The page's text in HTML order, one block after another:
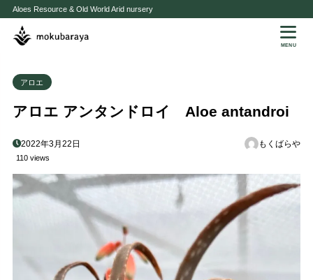
Aloes Resource & Old World Arid nursery
MENU
アロエ
アロエ アンタンドロイ Aloe antandroi
2022年3月22日 もくばらや
110 views